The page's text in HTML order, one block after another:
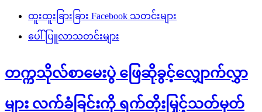
ထူးထူးခြားခြား Facebook သတင်းများ
ပေါ်ပြူလာသတင်းများ
တက္ကသိုလ်စာမေးပွဲ ဖြေဆိုခွင့်လျှောက်လွှာ
များ လက်ခံခြင်းကို ရက်တိုးမြှင့်သတ်မှတ်